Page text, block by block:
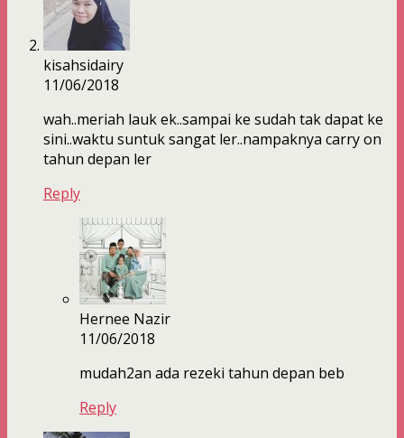
kisahsidairy
11/06/2018
wah..meriah lauk ek..sampai ke sudah tak dapat ke
sini..waktu suntuk sangat ler..nampaknya carry on
tahun depan ler
Reply
Hernee Nazir
11/06/2018
mudah2an ada rezeki tahun depan beb
Reply